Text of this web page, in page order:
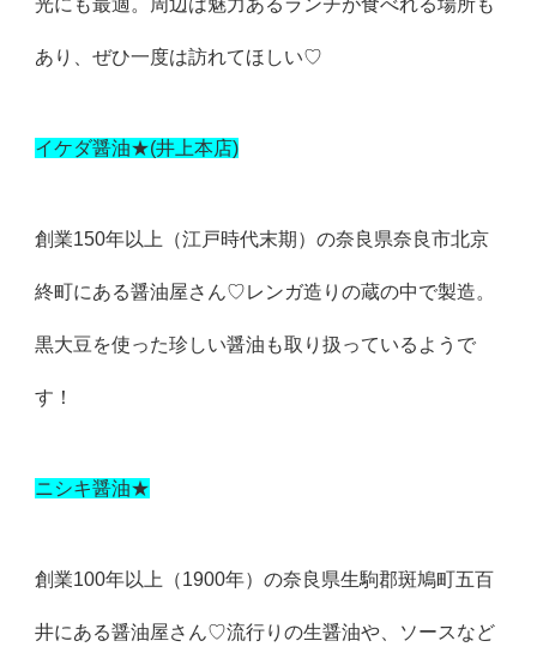
あり、ぜひ一度は訪れてほしい♡
イケダ醤油★(井上本店)
創業150年以上（江戸時代末期）の奈良県奈良市北京
終町にある醤油屋さん♡レンガ造りの蔵の中で製造。
黒大豆を使った珍しい醤油も取り扱っているようで
す！
ニシキ醤油★
創業100年以上（1900年）の奈良県生駒郡斑鳩町五百
井にある醤油屋さん♡流行りの生醤油や、ソースなど